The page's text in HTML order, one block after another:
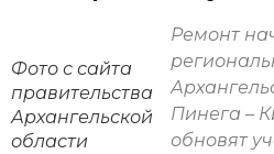
Фото с сайта
правительства
Архангельской
области
Ремонт
Пинега –
обновят